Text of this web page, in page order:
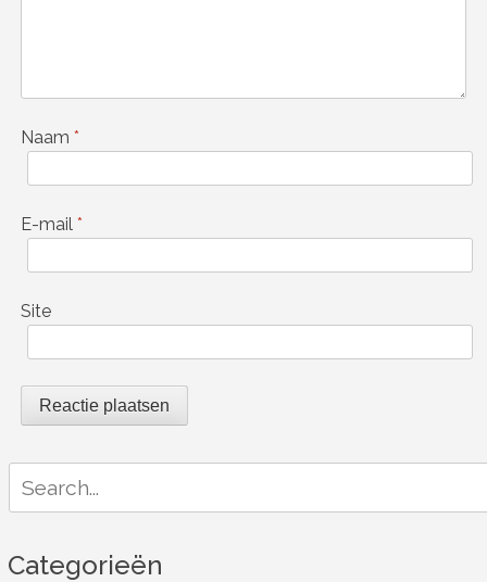
Naam *
E-mail *
Site
for:
Categorieën